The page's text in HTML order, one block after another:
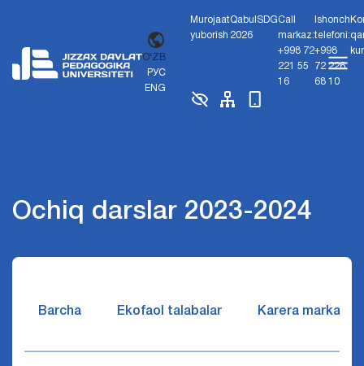
O'ZB
РУС
ENG
Murojaat
yuborish
Qabul
2026
SDGCall
markaz:
+998 72
221 55
16
Ishonch
telefoni:
+998
72 226
68 10
Ochiq darslar 2023-2024
Barcha Ekofaol talabalar Karera markazi